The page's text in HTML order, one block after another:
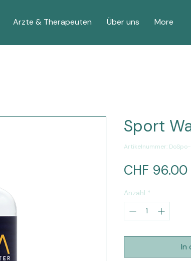
Arzte & Therapeuten Über uns More
Sport
Artikelnummer:
CHF 96.00
Anzahl *
In